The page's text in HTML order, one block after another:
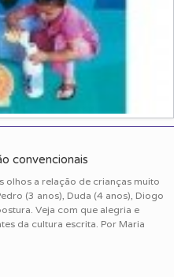
convencionais
olhos a relação de crianças muito
(3 anos), Duda (4 anos), Diogo
Veja com que alegria e
da cultura escrita. Por Maria